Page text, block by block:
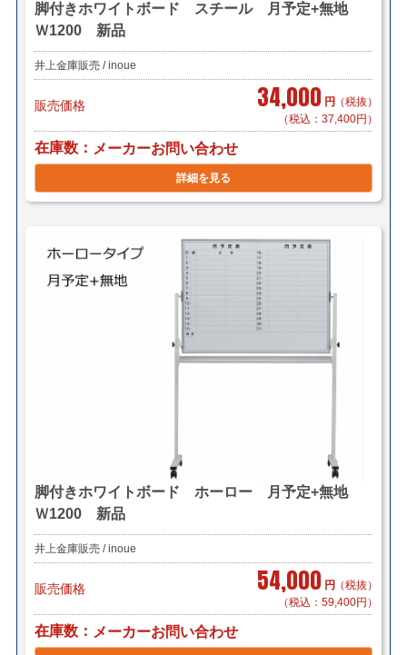
脚付きホワイトボード スチール 月予定+無地
Ｗ1200 新品
井上金庫販売 / inoue
販売価格 34,000 円 （税抜）
（税込：37,400円）
在庫数 メーカーお問い合わせ
詳細を見る
脚付きホワイトボード ホーロー 月予定+無地
Ｗ1200 新品
井上金庫販売 / inoue
販売価格 54,000 円 （税抜）
（税込：59,400円）
在庫数 メーカーお問い合わせ